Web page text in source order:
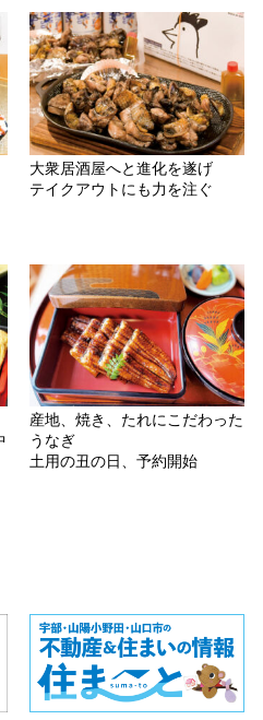
大衆居酒屋へと進化を遂げ
テイクアウトにも力を注ぐ
産地、焼き、たれにこだわった
うなぎ
土用の丑の日、予約開始